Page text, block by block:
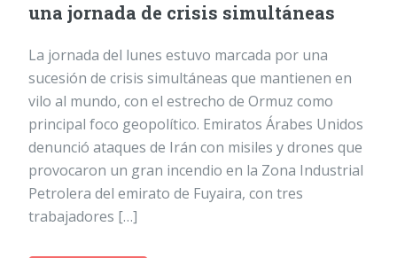
una jornada de crisis simultáneas
La jornada del lunes estuvo marcada por una
sucesión de crisis simultáneas que mantienen en
vilo al mundo, con el estrecho de Ormuz como
principal foco geopolítico. Emiratos Árabes Unidos
denunció ataques de Irán con misiles y drones que
provocaron un gran incendio en la Zona Industrial
Petrolera del emirato de Fuyaira, con tres
trabajadores […]